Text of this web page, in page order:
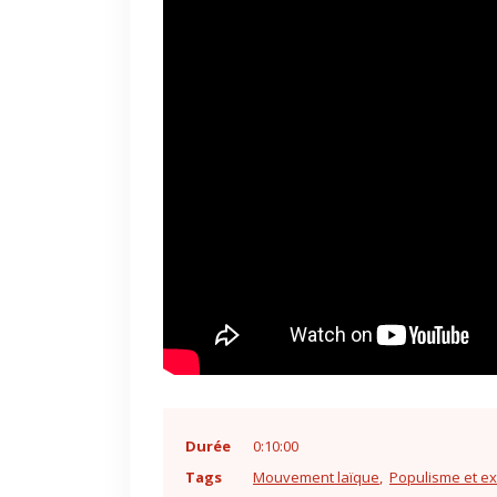
Durée
0:10:00
Tags
Mouvement laïque Populisme et